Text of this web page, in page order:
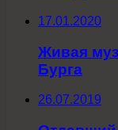
17.01.2020
Живая
Бурга
26.07.2019